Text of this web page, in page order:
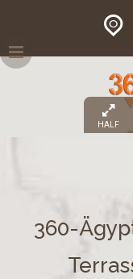
content
HALF
360-